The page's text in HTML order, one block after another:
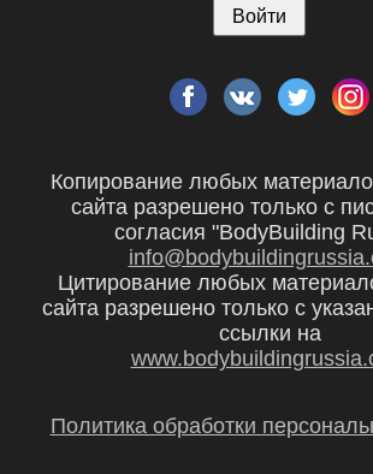
Копирование любых
сайта разрешено только с
согласия "BodyBuilding
Цитирование любых
сайта разрешено только с
ссылки на
Политика обработки